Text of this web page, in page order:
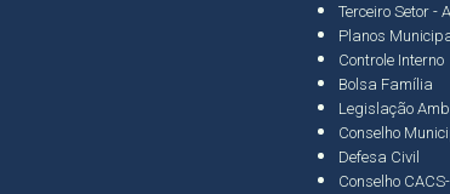
Terceiro Setor -
Planos
Controle Interno
Bolsa Família
Legislação
Conselho
Defesa Civil
Conselho